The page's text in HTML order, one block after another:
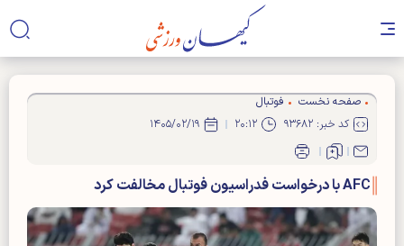
صفحه نخست
فوتبال
کد خبر: ۹۳۶۸۲
۲۰:۱۲ ۱۴۰۵/۰۲/۱۹
AFC با درخواست فدراسیون فوتبال مخالفت کرد